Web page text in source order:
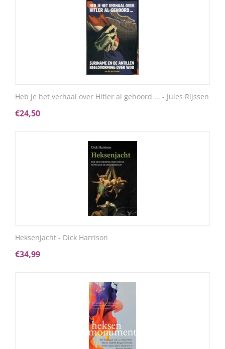
Heb je het verhaal over Hitler al gehoord ... - Jules Rijssen
€24,50
Heksenjacht - Dick Harrison
€34,99